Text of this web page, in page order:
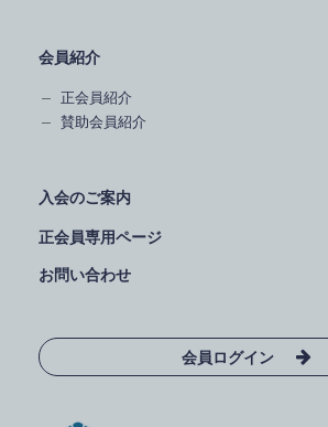
会員紹介
正会員紹介
賛助会員紹介
入会のご案内
正会員専用ページ
お問い合わせ
会員ログイン